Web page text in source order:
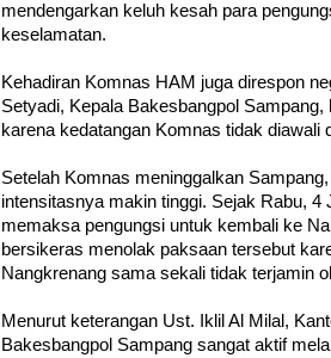
mendengarkan keluh kesah para
keselamatan.
Kehadiran Komnas HAM juga direspon
Setyadi, Kepala Bakesbangpol
karena kedatangan Komnas tidak diawali
Setelah Komnas meninggalkan
intensitasnya makin tinggi. Sejak Rabu, 4
memaksa pengungsi untuk kembali ke
bersikeras menolak paksaan tersebut
Nangkrenang sama sekali tidak terjamin
Menurut keterangan Ust. Iklil Al Milal,
Bakesbangpol Sampang sangat aktif